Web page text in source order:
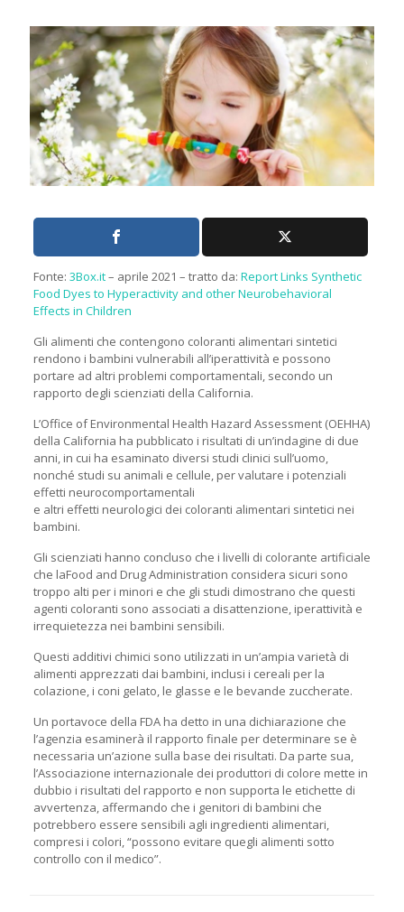
Fonte: 3Box.it– aprile 2021 – tratto da: Report Links Synthetic
Food Dyes to Hyperactivity and other Neurobehavioral
Effects in Children
Gli alimenti che contengono coloranti alimentari sintetici
rendono i bambini vulnerabili all’iperattività e possono
portare ad altri problemi comportamentali, secondo un
rapporto degli scienziati della California.
L’Office of Environmental Health Hazard Assessment (OEHHA)
della California ha pubblicato i risultati di un’indagine di due
anni, in cui ha esaminato diversi studi clinici sull’uomo,
nonché studi su animali e cellule, per valutare i potenziali
effetti neurocomportamentali
e altri effetti neurologici dei coloranti alimentari sintetici nei
bambini.
Gli scienziati hanno concluso che i livelli di colorante artificiale
che laFood and Drug Administration considera sicuri sono
troppo alti per i minori e che gli studi dimostrano che questi
agenti coloranti sono associati a disattenzione, iperattività e
irrequietezza nei bambini sensibili.
Questi additivi chimici sono utilizzati in un’ampia varietà di
alimenti apprezzati dai bambini, inclusi i cereali per la
colazione, i coni gelato, le glasse e le bevande zuccherate.
Un portavoce della FDA ha detto in una dichiarazione che
l’agenzia esaminerà il rapporto finale per determinare se è
necessaria un’azione sulla base dei risultati. Da parte sua,
l’Associazione internazionale dei produttori di colore mette in
dubbio i risultati del rapporto e non supporta le etichette di
avvertenza, affermando che i genitori di bambini che
potrebbero essere sensibili agli ingredienti alimentari,
compresi i colori, “possono evitare quegli alimenti sotto
controllo con il medico”.